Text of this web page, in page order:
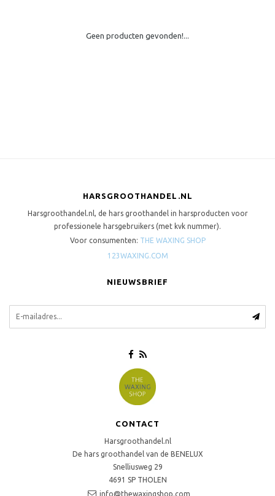
Geen producten gevonden!...
HARSGROOTHANDEL.NL
Harsgroothandel.nl, de hars groothandel in harsproducten voor
professionele harsgebruikers (met kvk nummer).
Voor consumenten: THE WAXING SHOP
123WAXING.COM
NIEUWSBRIEF
CONTACT
Harsgroothandel.nl
De hars groothandel van de BENELUX
Snelliusweg 29
4691 SP THOLEN
info@thewaxingshop.com